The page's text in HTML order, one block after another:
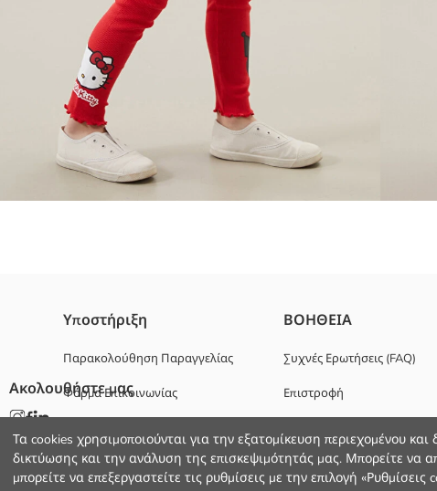
Τα cookies χρησιμοποιούνται για την εξατομίκευση περιεχομένου
δικτύωσης και την ανάλυση της επισκεψιμότητάς μας. Μπορείτε να
μπορείτε να επεξεργαστείτε τις ρυθμίσεις με την επιλογή «Ρυθμίσεις
Κολάν για κορίτσια με άδεια Hello Kitty, κατασκευασμένο από ριπ
Χώρα προέλευσης:
Υπο-μάρκα:
Φύλο:
Εφαρμογή:
Ύφασμα:
Χοντρό:
Μήκος:
Υποστήριξη
Παρακολούθηση Παραγγελίας
Φόρμα Επικοινωνίας
ΒΟΗΘΕΙΑ
Συχνές Ερωτήσεις (FAQ)
Επιστροφή
Ακολουθήστε μας